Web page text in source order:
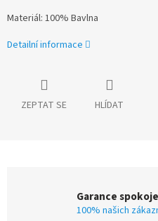
Materiál: 100% Bavlna
Detailní informace
ZEPTAT SE HLÍDAT
Garance
100% našich